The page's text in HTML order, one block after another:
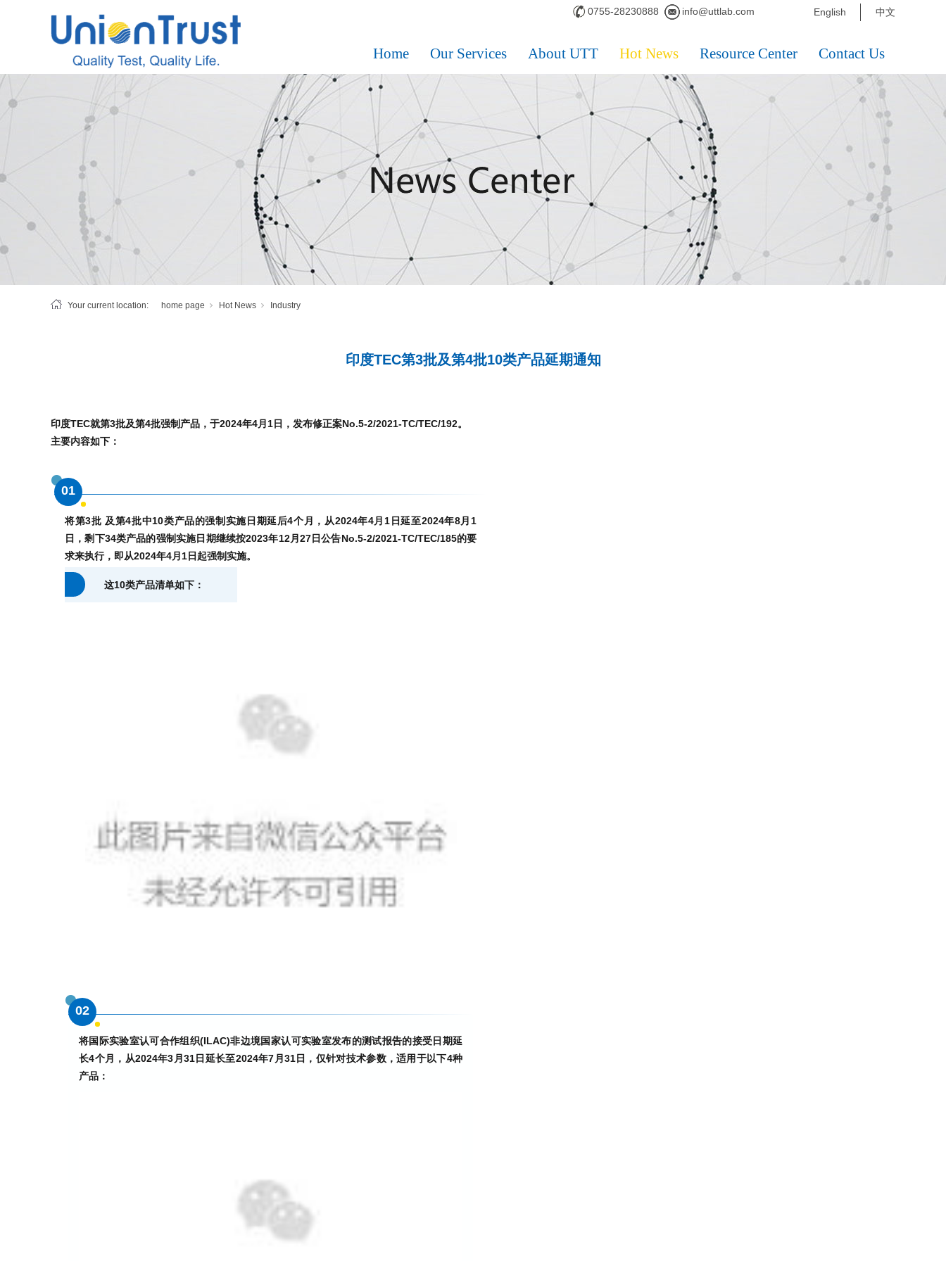
0755-28230888 info@uttlab.com English 中文
Home Our Services About UTT Hot News Resource Center Contact Us
Your current location: home page Hot News Industry
印度TEC第3批及第4批10类产品延期通知
印度TEC就第3批及第4批强制产品，于2024年4月1日，发布修正案No.5-2/2021-TC/TEC/192。
主要内容如下：
01
将第3批 及第4批中10类产品的强制实施日期延后4个月，从2024年4月1日延至2024年8月1
日，剩下34类产品的强制实施日期继续按2023年12月27日公告No.5-2/2021-TC/TEC/185的要
求来执行，即从2024年4月1日起强制实施。
这10类产品清单如下：
02
将国际实验室认可合作组织(ILAC)非边境国家认可实验室发布的测试报告的接受日期延
长4个月，从2024年3月31日延长至2024年7月31日，仅针对技术参数，适用于以下4种
产品：